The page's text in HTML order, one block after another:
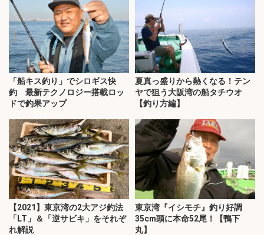
「船キス釣り」でシロギス快
釣 最新テクノロジー搭載ロッ
ドで釣果アップ
夏真っ盛りから熱くなる！テン
ヤで狙う大阪湾の船タチウオ
【釣り方編】
【2021】東京湾の2大アジ釣法
「LT」＆「逆サビキ」をそれぞ
れ解説
東京湾『イシモチ』釣り好調
35cm頭に本命52尾！【鴨下
丸】